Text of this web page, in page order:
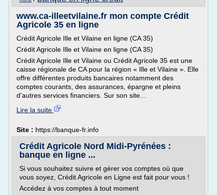
www.ca-illeetvilaine.fr mon compte Crédit
Agricole 35 en ligne
Crédit Agricole Ille et Vilaine en ligne (CA 35)
Crédit Agricole Ille et Vilaine en ligne (CA 35)
Crédit Agricole Ille et Vilaine ou Crédit Agricole 35 est une
caisse régionale de CA pour la région « Ille et Vilaine ». Elle
offre différentes produits bancaires notamment des
comptes courants, des assurances, épargne et pleins
d'autres services financiers. Sur son site...
Lire la suite
Site : https://banque-fr.info
Crédit Agricole Nord Midi-Pyrénées :
banque en ligne ...
Si vous souhaitez suivre et gérer vos comptes où que
vous soyez, Crédit Agricole en Ligne est fait pour vous !
Accédez à vos comptes à tout moment